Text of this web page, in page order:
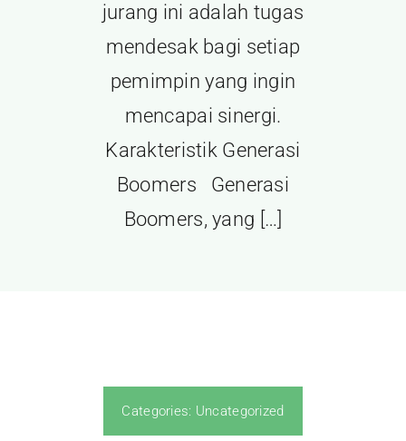
jurang ini adalah tugas
mendesak bagi setiap
pemimpin yang ingin
mencapai sinergi.
Karakteristik Generasi
Boomers Generasi
Boomers, yang […]
Categories: Uncategorized